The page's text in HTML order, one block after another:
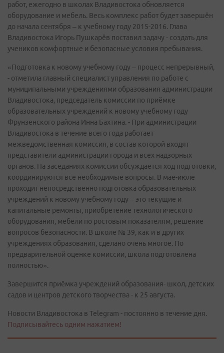
работ, ежегодно в школах Владивостока обновляется
оборудование и мебель. Весь комплекс работ будет завершён
до начала сентября – к учебному году 2015-2016. Глава
Владивостока Игорь Пушкарёв поставил задачу - создать для
учеников комфортные и безопасные условия пребывания.
«Подготовка к новому учебному году – процесс непрерывный,
- отметила главный специалист управления по работе с
муниципальными учреждениями образования администрации
Владивостока, председатель комиссии по приёмке
образовательных учреждений к новому учебному году
Фрунзенского района Инна Бахтина. - При администрации
Владивостока в течение всего года работает
межведомственная комиссия, в состав которой входят
представители администрации города и всех надзорных
органов. На заседаниях комиссии обсуждается ход подготовки,
координируются все необходимые вопросы. В мае-июле
проходит непосредственно подготовка образовательных
учреждений к новому учебному году – это текущие и
капитальные ремонты, приобретение технологического
оборудования, мебели по ростовым показателям, решение
вопросов безопасности. В школе № 39, как и в других
учреждениях образования, сделано очень многое. По
предварительной оценке комиссии, школа подготовлена
полностью».
Завершится приёмка учреждений образования- школ, детских
садов и центров детского творчества - к 25 августа.
Новости Владивостока в Telegram - постоянно в течение дня.
Подписывайтесь одним нажатием!